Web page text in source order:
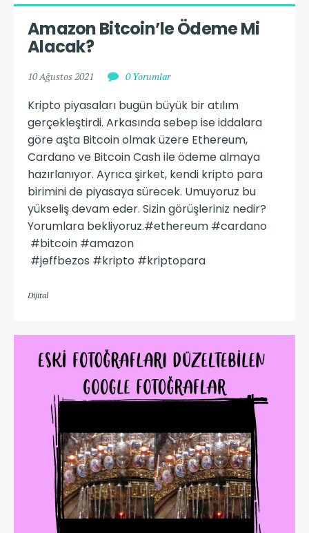
Amazon Bitcoin’le Ödeme Mi
Alacak?
10 Ağustos 2021 0 Yorumlar
Kripto piyasaları bugün büyük bir atılım
gerçekleştirdi. Arkasında sebep ise iddalara
göre aşta Bitcoin olmak üzere Ethereum,
Cardano ve Bitcoin Cash ile ödeme almaya
hazırlanıyor. Ayrıca şirket, kendi kripto para
birimini de piyasaya sürecek. Umuyoruz bu
yükseliş devam eder. Sizin görüşleriniz nedir?
Yorumlara bekliyoruz.#ethereum #cardano
#bitcoin #amazon
#jeffbezos #kripto #kriptopara
Dijital